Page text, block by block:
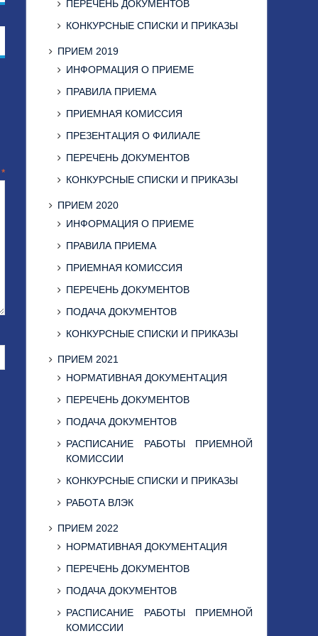
*
ПЕРЕЧЕНЬ ДОКУМЕНТОВ
КОНКУРСНЫЕ СПИСКИ И ПРИКАЗЫ
ПРИЕМ 2019
ИНФОРМАЦИЯ О ПРИЕМЕ
ПРАВИЛА ПРИЕМА
ПРИЕМНАЯ КОМИССИЯ
ПРЕЗЕНТАЦИЯ О ФИЛИАЛЕ
ПЕРЕЧЕНЬ ДОКУМЕНТОВ
КОНКУРСНЫЕ СПИСКИ И ПРИКАЗЫ
ПРИЕМ 2020
ИНФОРМАЦИЯ О ПРИЕМЕ
ПРАВИЛА ПРИЕМА
ПРИЕМНАЯ КОМИССИЯ
ПЕРЕЧЕНЬ ДОКУМЕНТОВ
ПОДАЧА ДОКУМЕНТОВ
КОНКУРСНЫЕ СПИСКИ И ПРИКАЗЫ
ПРИЕМ 2021
НОРМАТИВНАЯ ДОКУМЕНТАЦИЯ
ПЕРЕЧЕНЬ ДОКУМЕНТОВ
ПОДАЧА ДОКУМЕНТОВ
РАСПИСАНИЕ РАБОТЫ ПРИЕМНОЙ
КОМИССИИ
КОНКУРСНЫЕ СПИСКИ И ПРИКАЗЫ
РАБОТА ВЛЭК
ПРИЕМ 2022
НОРМАТИВНАЯ ДОКУМЕНТАЦИЯ
ПЕРЕЧЕНЬ ДОКУМЕНТОВ
ПОДАЧА ДОКУМЕНТОВ
РАСПИСАНИЕ РАБОТЫ ПРИЕМНОЙ
КОМИССИИ